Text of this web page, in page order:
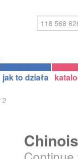
jak to działa
2